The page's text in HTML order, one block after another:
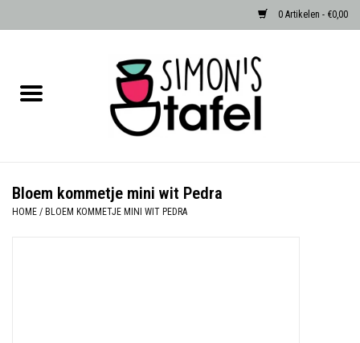
0 Artikelen - €0,00
Albast waxinehouders van Zenza
Bloem kommetje mini wit Pedra
HOME / BLOEM KOMMETJE MINI WIT PEDRA